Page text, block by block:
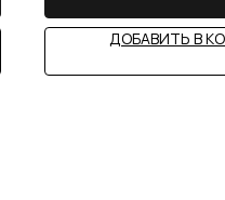
ДОБАВИТЬ В